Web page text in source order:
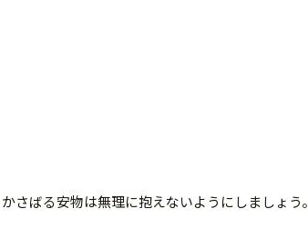
さばる安物は無理に抱えないようにしましょう。